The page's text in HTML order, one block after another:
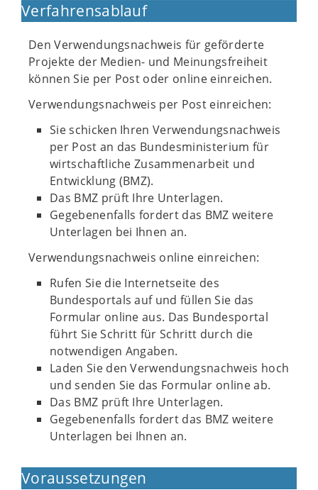
Verfahrensablauf
Den Verwendungsnachweis für geförderte
Projekte der Medien- und Meinungsfreiheit
können Sie per Post oder online einreichen.
Verwendungsnachweis per Post einreichen:
Sie schicken Ihren Verwendungsnachweis
per Post an das Bundesministerium für
wirtschaftliche Zusammenarbeit und
Entwicklung (BMZ).
Das BMZ prüft Ihre Unterlagen.
Gegebenenfalls fordert das BMZ weitere
Unterlagen bei Ihnen an.
Verwendungsnachweis online einreichen:
Rufen Sie die Internetseite des
Bundesportals auf und füllen Sie das
Formular online aus. Das Bundesportal
führt Sie Schritt für Schritt durch die
notwendigen Angaben.
Laden Sie den Verwendungsnachweis hoch
und senden Sie das Formular online ab.
Das BMZ prüft Ihre Unterlagen.
Gegebenenfalls fordert das BMZ weitere
Unterlagen bei Ihnen an.
Voraussetzungen